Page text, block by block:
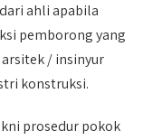
ahli apabila
pemborong yang
/ insinyur
konstruksi.
prosedur pokok